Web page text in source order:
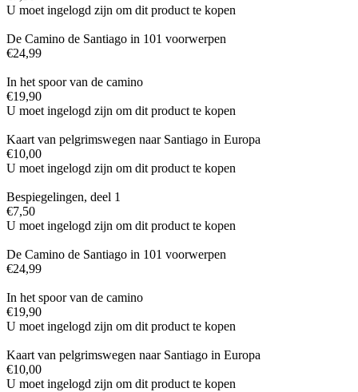
U moet ingelogd zijn om dit product te kopen
De Camino de Santiago in 101 voorwerpen
€24,99
In het spoor van de camino
€19,90
U moet ingelogd zijn om dit product te kopen
Kaart van pelgrimswegen naar Santiago in Europa
€10,00
U moet ingelogd zijn om dit product te kopen
Bespiegelingen, deel 1
€7,50
U moet ingelogd zijn om dit product te kopen
De Camino de Santiago in 101 voorwerpen
€24,99
In het spoor van de camino
€19,90
U moet ingelogd zijn om dit product te kopen
Kaart van pelgrimswegen naar Santiago in Europa
€10,00
U moet ingelogd zijn om dit product te kopen